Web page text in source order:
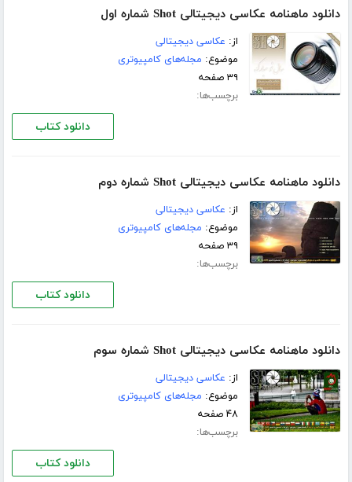
دانلود ماهنامه عکاسی دیجیتالی Shot شماره اول
از: عکاسی دیجیتالی
موضوع: مجله‌های کامپیوتری
۳۹ صفحه
برچسب‌ها:
دانلود کتاب
دانلود ماهنامه عکاسی دیجیتالی Shot شماره دوم
از: عکاسی دیجیتالی
موضوع: مجله‌های کامپیوتری
۳۹ صفحه
برچسب‌ها:
دانلود کتاب
دانلود ماهنامه عکاسی دیجیتالی Shot شماره سوم
از: عکاسی دیجیتالی
موضوع: مجله‌های کامپیوتری
۴۸ صفحه
برچسب‌ها:
دانلود کتاب